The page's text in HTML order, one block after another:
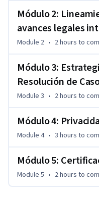
digitales, promoviendo
equitativos.
de actores comunitarios,
proteger los derechos
una mirada colectiva,
Módulo 2:
avances legales
Module 2 • 2 hours to
Módulo 3:
Resolución de
Module 3 • 2 hours to
Módulo 4:
Module 4 • 3 hours to
Módulo 5:
Module 5 • 2 hours to